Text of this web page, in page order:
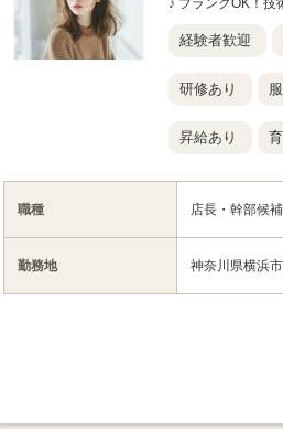
♪ ブランクOK！技
経験者歓迎
研修あり
昇給あり
職種 店長・幹部候補
勤務地 神奈川県横浜